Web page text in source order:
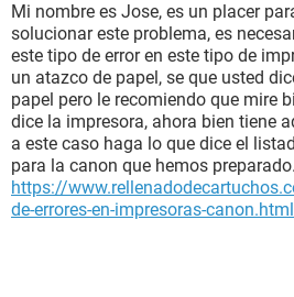
Mi nombre es Jose, es un placer
solucionar este problema, es
este tipo de error en este tipo de
un atazco de papel, se que usted
papel pero le recomiendo que mire
dice la impresora, ahora bien tiene
a este caso haga lo que dice el
para la canon que hemos preparado.
https://
de-errores-en-impresoras-canon.html